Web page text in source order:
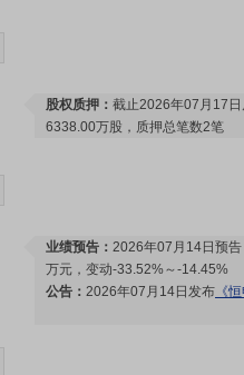
股权质押： 截止2026年07月17
6338.00万股，质押总笔数2笔
业绩预告： 2026年07月14日预
万元，变动-33.52%～-14.45%
公告： 2026年07月14日发布 《